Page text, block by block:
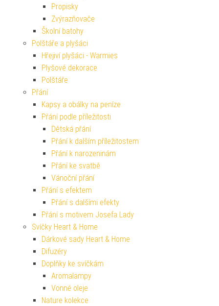
Propisky
Zvýrazňovače
Školní batohy
Polštáře a plyšáci
Hřejiví plyšáci - Warmies
Plyšové dekorace
Polštáře
Přání
Kapsy a obálky na peníze
Přání podle příležitosti
Dětská přání
Přání k dalším příležitostem
Přání k narozeninám
Přání ke svatbě
Vánoční přání
Přání s efektem
Přání s dalšími efekty
Přání s motivem Josefa Lady
Svíčky Heart & Home
Dárkové sady Heart & Home
Difuzéry
Doplňky ke svíčkám
Aromalampy
Vonné oleje
Nature kolekce